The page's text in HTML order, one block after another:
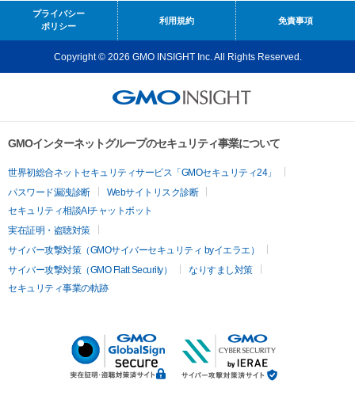
プライバシー
ポリシー
利用規約 免責事項
Copyright © 2026 GMO INSIGHT Inc. All Rights Reserved.
GMOインターネットグループのセキュリティ事業について
世界初総合ネットセキュリティサービス「GMOセキュリティ24」
パスワード漏洩診断
Webサイトリスク診断
セキュリティ相談AIチャットボット
実在証明・盗聴対策
サイバー攻撃対策（GMOサイバーセキュリティ byイエラエ）
サイバー攻撃対策（GMO Flatt Security）
なりすまし対策
セキュリティ事業の軌跡